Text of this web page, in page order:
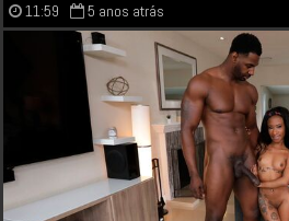
11:59 5 anos atrás